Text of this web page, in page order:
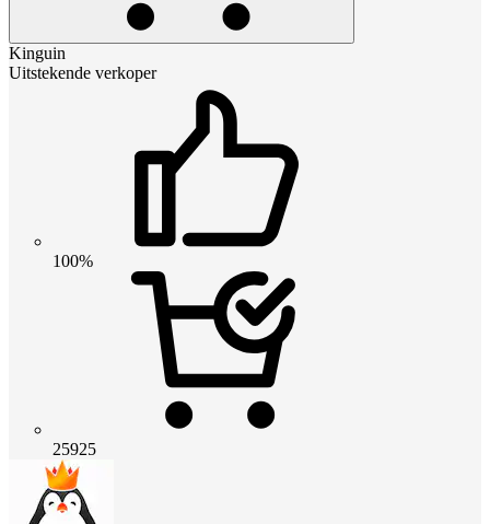
Kinguin
Uitstekende verkoper
100%
25925